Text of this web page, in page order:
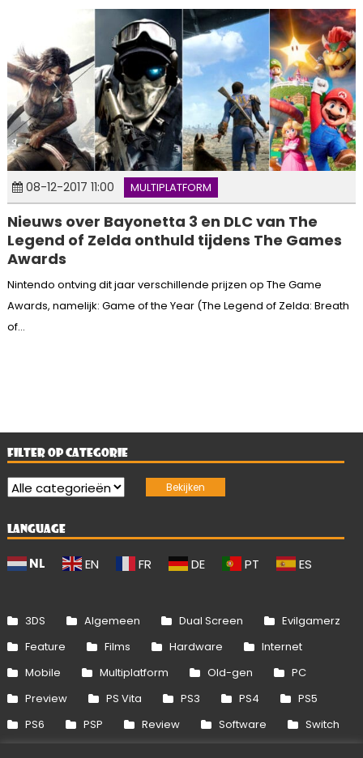
08-12-2017 11:00 MULTIPLATFORM
Nieuws over Bayonetta 3 en DLC van The
Legend of Zelda onthuld tijdens The Games
Awards
Nintendo ontving dit jaar verschillende prijzen op The Game
Awards, namelijk: Game of the Year (The Legend of Zelda: Breath
of...
FILTER OP CATEGORIE
LANGUAGE
NL EN FR DE PT ES
3DS Algemeen Dual Screen
Evilgamerz
Feature
Films Hardware
Internet
Mobile
Multiplatform Old-gen
PC
Preview
PS Vita PS3 PS4
PS5
PS6
PSP Review Software
Switch